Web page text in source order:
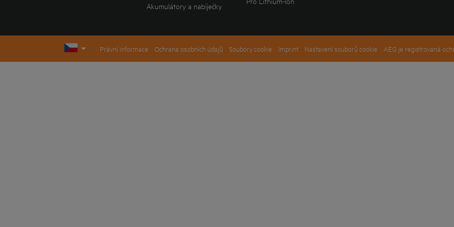
Akumulátory a nabíječky
Právní informace Ochrana osobních údajů Soubory cookie Imprint Nastavení souborů cookie AEG je registrovaná